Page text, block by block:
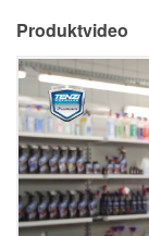
Produktvideo